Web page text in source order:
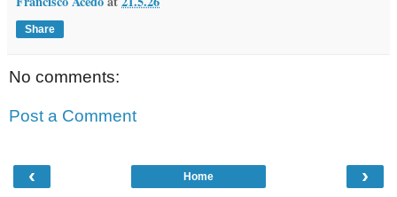
Share
No comments:
Post a Comment
‹ ›
Home